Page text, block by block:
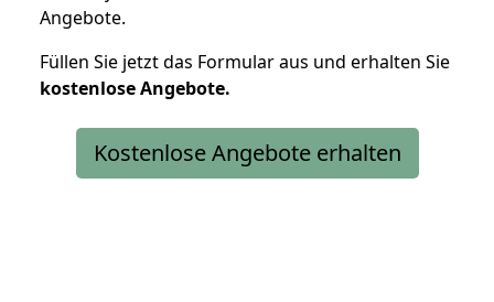
Angebote.
Füllen Sie jetzt das Formular aus und erhalten Sie
kostenloseAngebote.
Kostenlose Angebote erhalten